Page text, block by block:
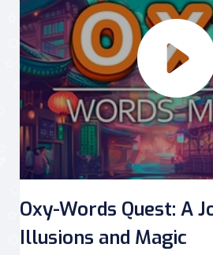
Oxy-Words Quest: A
Illusions and Magic